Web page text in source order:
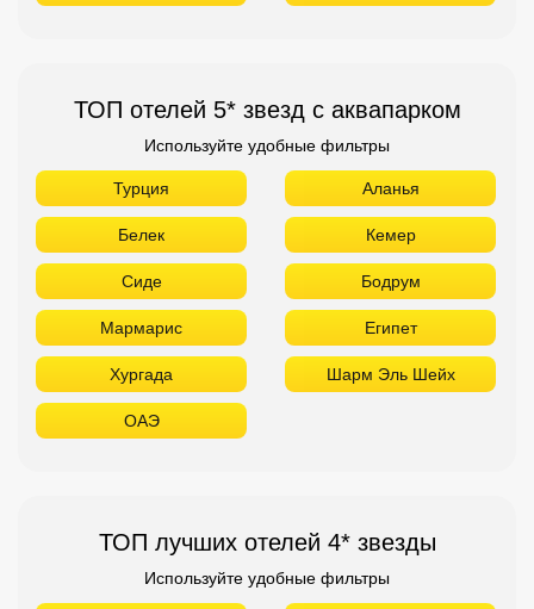
ТОП отелей 5* звезд с аквапарком
Используйте удобные фильтры
Турция Аланья
Белек Кемер
Сиде Бодрум
Мармарис Египет
Хургада Шарм Эль Шейх
ОАЭ
ТОП лучших отелей 4* звезды
Используйте удобные фильтры